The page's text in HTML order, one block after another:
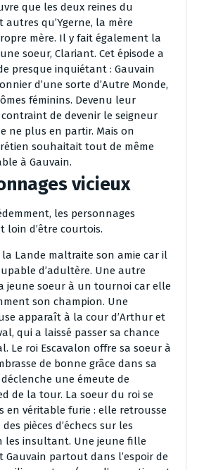
que les deux reines du
qu’Ygerne, la mère
mère. Il y fait également la
soeur, Clariant. Cet épisode a
presque inquiétant : Gauvain
d’une sorte d’Autre Monde,
féminins. Devenu leur
de devenir le seigneur
ne plus en partir. Mais on
souhaitait tout de même
à Gauvain.
vicieux
les personnages
loin d’être courtois.
la Lande maltraite son amie car il
d’adultère. Une autre
jeune soeur à un tournoi car elle
son champion. Une
apparaît à la cour d’Arthur et
qui a laissé passer sa chance
Le roi Escavalon offre sa soeur à
de bonne grâce dans sa
une émeute de
de la tour. La soeur du roi se
en véritable furie : elle retrousse
pièces d’échecs sur les
les insultant. Une jeune fille
Gauvain partout dans l’espoir de